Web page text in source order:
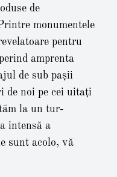
de
monumentele
pentru
amprenta
de sub pașii
de noi pe cei uitați
la un tur-
intensă a
sunt acolo, vă